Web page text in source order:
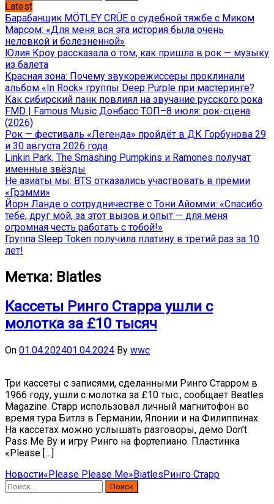
Latest
Барабанщик MÖTLEY CRÜE о судебной тяжбе с Миком
Марсом: «Для меня вся эта история была очень
неловкой и болезненной»
Юлия Кроу рассказала о том, как пришла в рок — музыку
из балета
Красная зона: Почему звукорежиссеры проклинали
альбом «In Rock» группы Deep Purple при мастеринге?
Как сибирский панк повлиял на звучание русского рока
FMD | Famous Music Донбасс ТОП–8 июля: рок-сцена
(2026)
Рок — фестиваль «Легенда» пройдёт в ДК Горбунова 29
и 30 августа 2026 года
Linkin Park, The Smashing Pumpkins и Ramones получат
именные звёзды
Не азиаты мы: BTS отказались участвовать в премии
«Грэмми»
Йорн Ланде о сотрудничестве с Тони Айомми: «Спасибо
тебе, друг мой, за этот вызов и опыт — для меня
огромная честь работать с тобой!»
Группа Sleep Token получила платину в третий раз за 10
лет!
Метка: Biatles
Кассеты Ринго Старра ушли с
молотка за £10 тысяч
On 01.04.202401.04.2024 By wwc
Три кассеты с записями, сделанными Ринго Старром в
1966 году, ушли с молотка за £10 тыс., сообщает Beatles
Magazine. Старр использовал личный магнитофон во
время тура Битлз в Германии, Японии и на Филиппинах.
На кассетах можно услышать разговоры, демо Don’t
Pass Me By и игру Ринго на фортепиано. Пластинка
«Please […]
Новости«Please Please Me»BiatlesРинго Старр
Найти: